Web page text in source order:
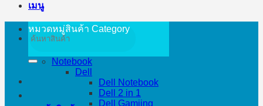
เมนู
ค้นหา:
หมวดหมู่สินค้า Category
Notebook
Dell
Dell Notebook
Dell 2 in 1
Dell Gamiing